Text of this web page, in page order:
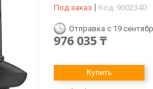
Под заказ Код: 900234D
Отправка с 19
976 035 ₸
Купить